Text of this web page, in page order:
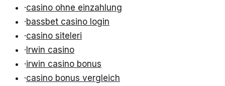
·casino ohne einzahlung
·bassbet casino login
·casino siteleri
·Irwin casino
·irwin casino bonus
·casino bonus vergleich